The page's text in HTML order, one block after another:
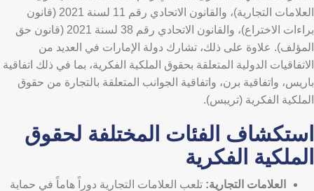
العلامات التجارية)، والقانون الاتحادي رقم 11 لسنة 2021 (قانون
براءات الاختراع)، والقانون الاتحادي رقم 38 لسنة 2021 (قانون حق
المؤلف). علاوة على ذلك، تشارك دولة الإمارات في العديد من
الاتفاقيات الدولية المتعلقة بحقوق الملكية الفكرية، بما في ذلك اتفاقية
باريس، واتفاقية برن، واتفاقية الجوانب المتعلقة بالتجارة من حقوق
الملكية الفكرية (تريبس).
استكشاف الفئات المختلفة لحقوق
الملكية الفكرية
العلامات التجارية: تلعب العلامات التجارية دوراً هاماً في حماية